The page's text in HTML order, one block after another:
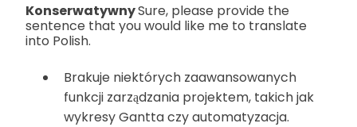
KonserwatywnySure, please provide the
sentence that you would like me to translate
into Polish.
Brakuje niektórych zaawansowanych
funkcji zarządzania projektem, takich jak
wykresy Gantta czy automatyzacja.